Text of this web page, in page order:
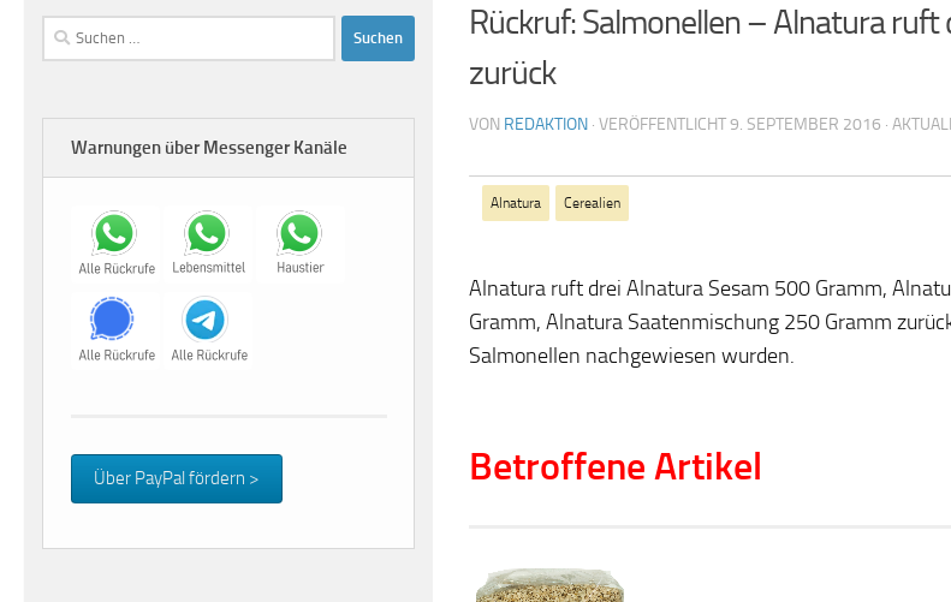
Rückruf: Salmonellen – Alnatura
zurück
VON REDAKTION · VERÖFFENTLICHT9. SEPTEMBER 2016 ·
Alnatura Cerealien
Alnatura ruft drei Alnatura Sesam 500 Gramm,
Gramm, Alnatura Saatenmischung 250 Gramm
Salmonellen nachgewiesen wurden.
Betroffene Artikel
Suchen
nach:
Warnungen über Messenger Kanäle
Über PayPal fördern >